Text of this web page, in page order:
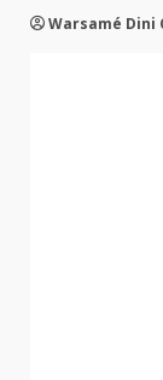
Warsamé Dini